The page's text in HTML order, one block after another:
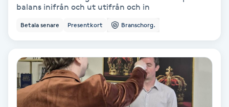
Föning
Gel naglar
balans inifrån och ut utifrån och in
Betala senare Presentkort Branschorg.